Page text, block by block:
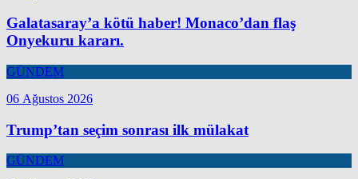
Galatasaray’a kötü haber! Monaco’dan flaş
Onyekuru kararı.
GÜNDEM
06 Ağustos 2026
Trump’tan seçim sonrası ilk mülakat
GÜNDEM